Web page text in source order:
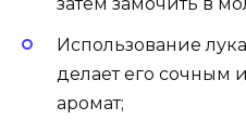
Использование
делает его сочным
аромат;